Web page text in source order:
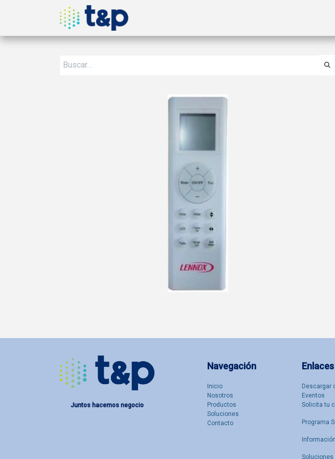
Descargar
Eventos
Solicita tu
Programa
Soluciones
Navegación
Inicio
Nosotro​s
Productos
Soluciones
Contacto
Juntos hacemos negocio